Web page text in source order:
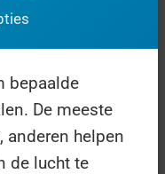
van de
aan een hapje,
leuke
de
bepaalde
De meeste
helpen
de lucht te